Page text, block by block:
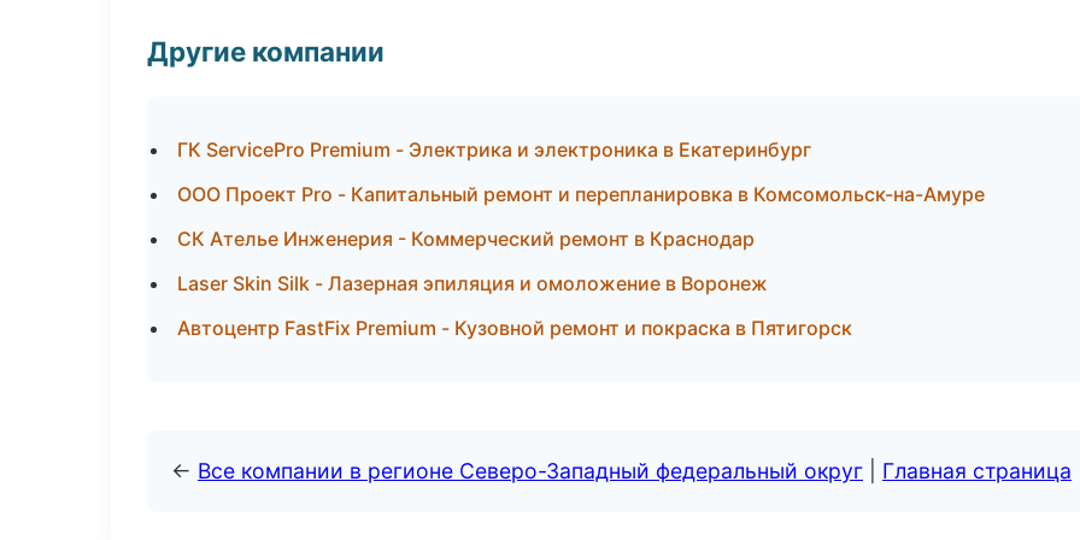
Другие компании
ГК ServicePro Premium - Электрика и электроника в Екатеринбург
ООО Проект Pro - Капитальный ремонт и перепланировка в Комсомольск-на-Амуре
СК Ателье Инженерия - Коммерческий ремонт в Краснодар
Laser Skin Silk - Лазерная эпиляция и омоложение в Воронеж
Автоцентр FastFix Premium - Кузовной ремонт и покраска в Пятигорск
← Все компании в регионе Северо-Западный федеральный округ Главная страница